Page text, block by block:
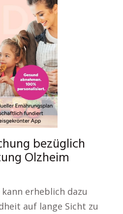
bezüglich
Olzheim
erheblich dazu
auf lange Sicht zu